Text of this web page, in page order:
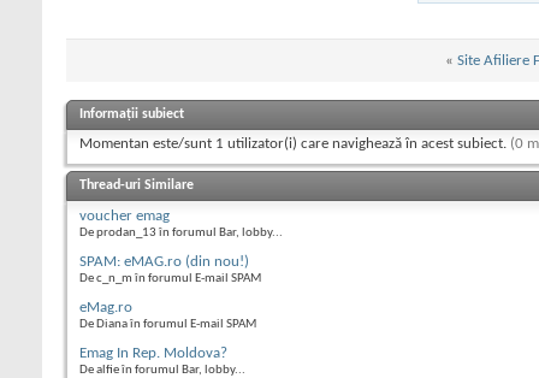
« Site Afiliere
Informații subiect
Momentan este/sunt 1 utilizator(i) care navighează în acest subiect. (0
Thread-uri Similare
voucher emag
De prodan_13 în forumul Bar, lobby...
SPAM: eMAG.ro (din nou!)
De c_n_m în forumul E-mail SPAM
eMag.ro
De Diana în forumul E-mail SPAM
Emag In Rep. Moldova?
De alfie în forumul Bar, lobby...